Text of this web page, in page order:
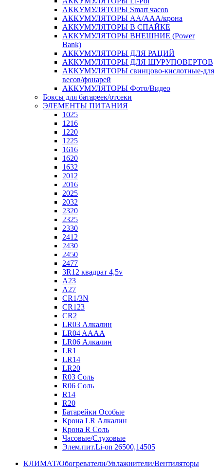
АККУМУЛЯТОРЫ Smart часов
АККУМУЛЯТОРЫ АА/ААА/крона
АККУМУЛЯТОРЫ В СПАЙКЕ
АККУМУЛЯТОРЫ ВНЕШНИЕ (Power
Bank)
АККУМУЛЯТОРЫ ДЛЯ РАЦИЙ
АККУМУЛЯТОРЫ ДЛЯ ШУРУПОВЕРТОВ
АККУМУЛЯТОРЫ свинцово-кислотные-для
весов/фонарей
АККУМУЛЯТОРЫ Фото/Видео
Боксы для батареек/отсеки
ЭЛЕМЕНТЫ ПИТАНИЯ
1025
1216
1220
1225
1616
1620
1632
2012
2016
2025
2032
2320
2325
2330
2412
2430
2450
2477
3R12 квадрат 4,5v
A23
A27
CR1/3N
CR123
CR2
LR03 Алкалин
LR04 AAAA
LR06 Алкалин
LR1
LR14
LR20
R03 Соль
R06 Соль
R14
R20
Батарейки Особые
Крона LR Алкалин
Крона R Соль
Часовые/Слуховые
Элем.пит.Li-on 26500,14505
КЛИМАТ/Обогреватели/Увлажнители/Вентиляторы